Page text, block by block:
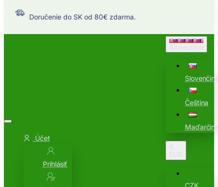
Doručenie do SK od 80€ zdarma.
Účet
Prihlásiť
Čeština
CZK